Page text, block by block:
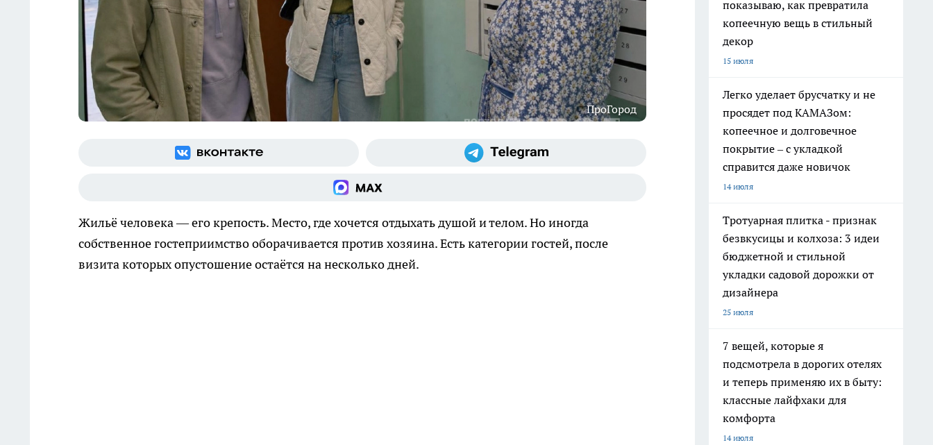
ПроГород
Жильё человека — его крепость. Место, где хочется отдыхать душой и телом. Но иногда
собственное гостеприимство оборачивается против хозяина. Есть категории гостей, после
визита которых опустошение остаётся на несколько дней.
показываю, как превратила
копеечную вещь в стильный
декор
15 июля
Легко уделает брусчатку и не
просядет под КАМАЗом:
копеечное и долговечное
покрытие – с укладкой
справится даже новичок
14 июля
Тротуарная плитка - признак
безвкусицы и колхоза: 3 идеи
бюджетной и стильной
укладки садовой дорожки от
дизайнера
25 июля
7 вещей, которые я
подсмотрела в дорогих отелях
и теперь применяю их в быту:
классные лайфхаки для
комфорта
14 июля